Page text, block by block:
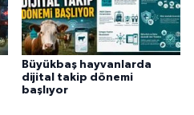
Büyükbaş hayvanlarda
dijital takip dönemi
başlıyor